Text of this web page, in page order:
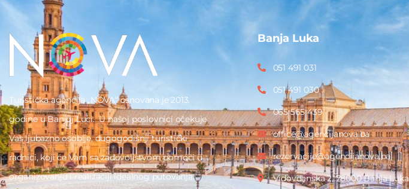
Turistička agencija „NOVA“ osnovana je 2013.
godine u Banjoj Luci. U našoj poslovnici očekuje
Vas ljubazno osoblje, dugogodišnji turistički
radnici, koji će Vam sa zadovoljstvom pomoći u
organizovanju i realizaciji idealnog putovanja.
Banja Luka
051 491 031
051 491 030
065 565 439
office@agencijanova.ba
rezervacije@agencijanova.ba
Vidovdanska 2, 78000 Banja Luka